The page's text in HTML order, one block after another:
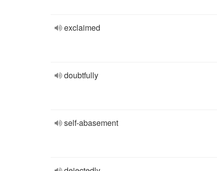
exclaimed
doubtfully
self-abasement